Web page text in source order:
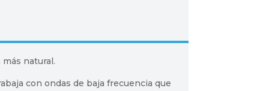
natural.
con ondas de baja frecuencia que